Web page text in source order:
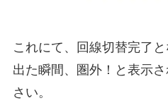
これにて、回線切替完了
出た瞬間、圏外！と表示
さい。